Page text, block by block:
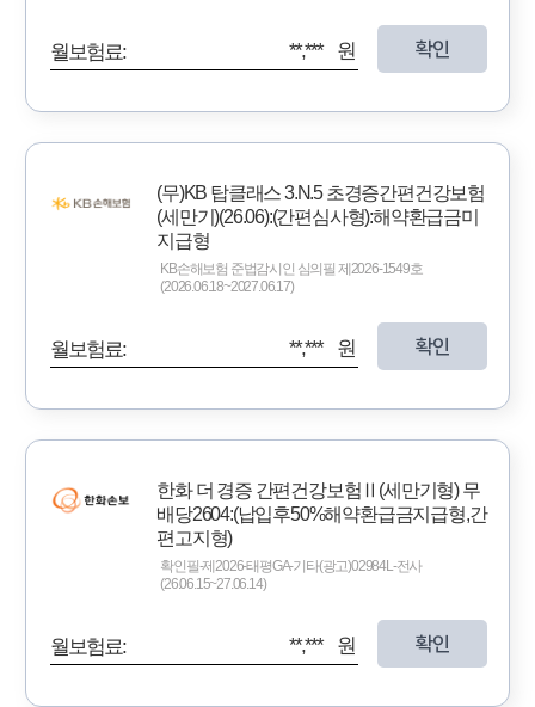
월보험료: **,*** 원 확인
(무)KB 탑클래스 3.N.5 초경증간편건강보험
(세만기)(26.06):(간편심사형):해약환급금미
지급형
KB손해보험 준법감시인 심의필 제2026-1549호
(2026.06.18~2027.06.17)
월보험료: **,*** 원 확인
한화 더 경증 간편건강보험Ⅱ(세만기형) 무
배당2604:(납입후50%해약환급금지급형,간
편고지형)
확인필-제2026-태평GA-기타(광고)02984L-전사
(26.06.15~27.06.14)
월보험료: **,*** 원 확인